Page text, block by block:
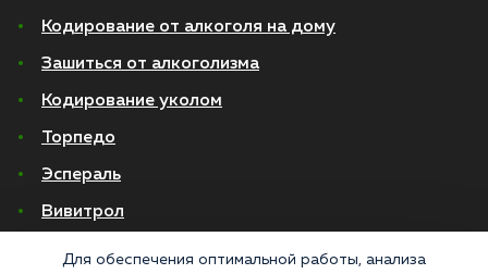
Кодирование от алкоголя на дому
Зашиться от алкоголизма
Кодирование уколом
Торпедо
Эспераль
Вивитрол
Кодирование двойной блок
Для обеспечения оптимальной работы, анализа